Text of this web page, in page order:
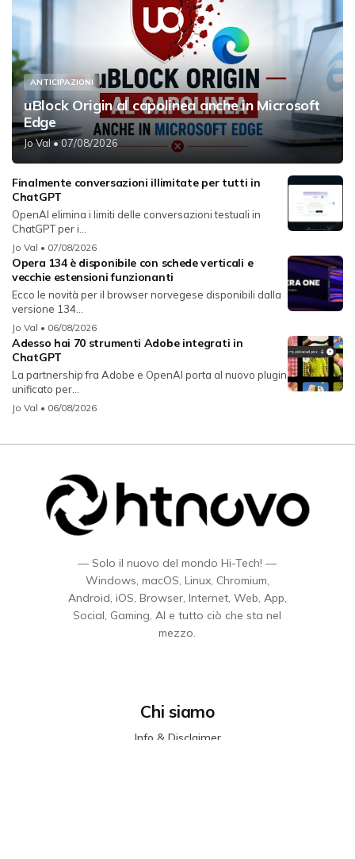
ANTICIPAZIONI
uBlock Origin al capolinea anche in Microsoft
Edge
Jo Val• 07/08/2026
Finalmente conversazioni illimitate per tutti in
ChatGPT
OpenAI elimina i limiti delle conversazioni testuali in
ChatGPT per i...
Jo Val • 07/08/2026
Opera 134 è disponibile con schede verticali e
vecchie estensioni funzionanti
Ecco le novità per il browser norvegese disponibili dalla
versione 134...
Jo Val • 06/08/2026
Adesso hai 70 strumenti Adobe integrati in
ChatGPT
La partnership fra Adobe e OpenAI porta al nuovo plugin
unificato per...
Jo Val • 06/08/2026
— Solo il nuovo del mondo Hi-Tech! —
Windows, macOS, Linux, Chromium,
Android, iOS, Browser, Internet, Web, App,
Social, Gaming, AI e tutto ciò che sta nel
mezzo.
Chi siamo
Info & Disclaimer